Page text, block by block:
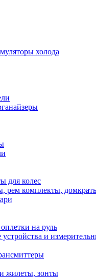
холода
для колес
рем комплекты,
на руль
и
жилеты, зонты